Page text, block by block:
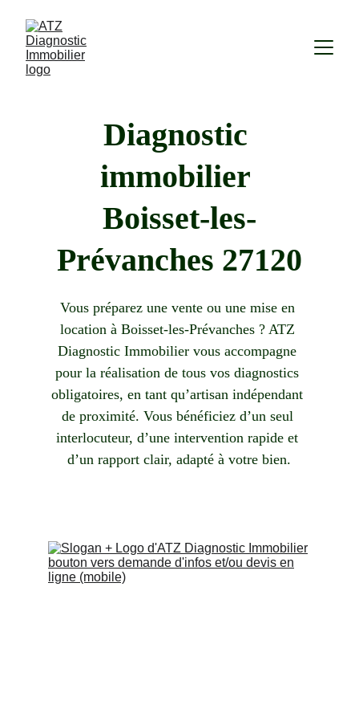
Diagnostic
immobilier
Boisset-les-
Prévanches 27120
Vous préparez une vente ou une mise en
location à Boisset-les-Prévanches ? ATZ
Diagnostic Immobilier vous accompagne
pour la réalisation de tous vos diagnostics
obligatoires, en tant qu’artisan indépendant
de proximité. Vous bénéficiez d’un seul
interlocuteur, d’une intervention rapide et
d’un rapport clair, adapté à votre bien.